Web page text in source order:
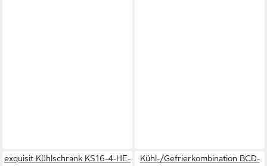
exquisit Kühlschrank KS16-4-HE-
Kühl-/Gefrierkombination BCD-